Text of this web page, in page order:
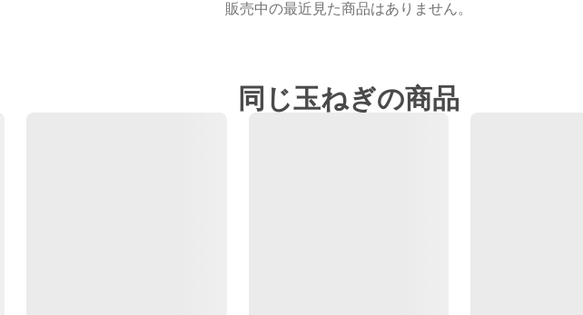
販売中の最近見た商品はありません。
同じ玉ねぎの商品